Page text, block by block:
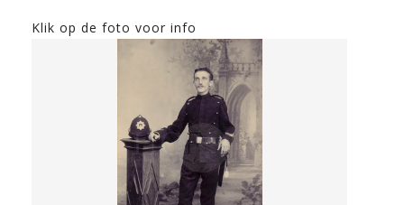
Klik op de foto voor info